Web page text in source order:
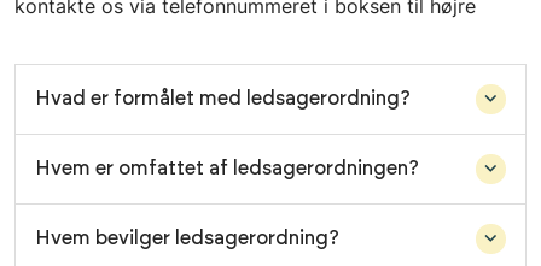
kontakte os via telefonnummeret i boksen til højre
Hvad er formålet med ledsagerordning?
Hvem er omfattet af ledsagerordningen?
Hvem bevilger ledsagerordning?